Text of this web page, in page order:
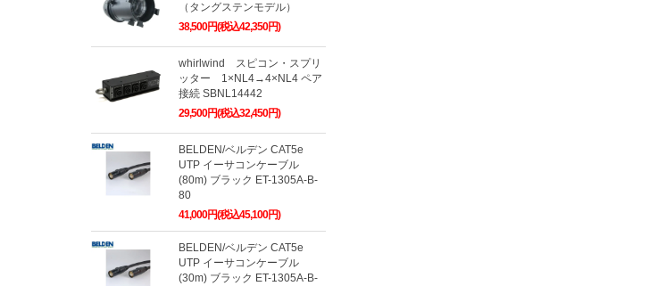
（タングステンモデル）
38,500円(税込42,350円)
whirlwind スピコン・スプリ
ッター 1×NL4→4×NL4 ペア
接続 SBNL14442
29,500円(税込32,450円)
BELDEN/ベルデン CAT5e
UTP イーサコンケーブル
(80m) ブラック ET-1305A-B-
80
41,000円(税込45,100円)
BELDEN/ベルデン CAT5e
UTP イーサコンケーブル
(30m) ブラック ET-1305A-B-